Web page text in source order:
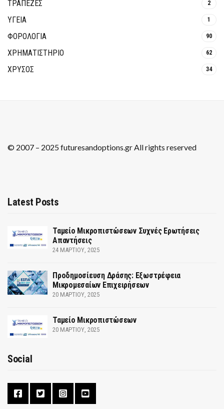
ΤΡΆΠΕΖΕΣ 2
ΥΓΕΙΑ 1
ΦΟΡΟΛΟΓΙΑ 90
ΧΡΗΜΑΤΙΣΤΗΡΙΟ 62
ΧΡΥΣΟΣ 34
© 2007 – 2025 futuresandoptions.gr All rights reserved
Latest Posts
Ταμείο Μικροπιστώσεων Συχνές Ερωτήσεις
Απαντήσεις
24 ΜΑΡΤΊΟΥ, 2025
Προδημοσίευση Δράσης: Εξωστρέφεια
Μικρομεσαίων Επιχειρήσεων
20 ΜΑΡΤΊΟΥ, 2025
Ταμείο Μικροπιστώσεων
20 ΜΑΡΤΊΟΥ, 2025
Social